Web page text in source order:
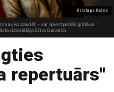
Kristaps Kalns
ko zaudēt, – var spiest pedāli grīdā un
dziedātāja Elīna Garanča.
repertuārs"